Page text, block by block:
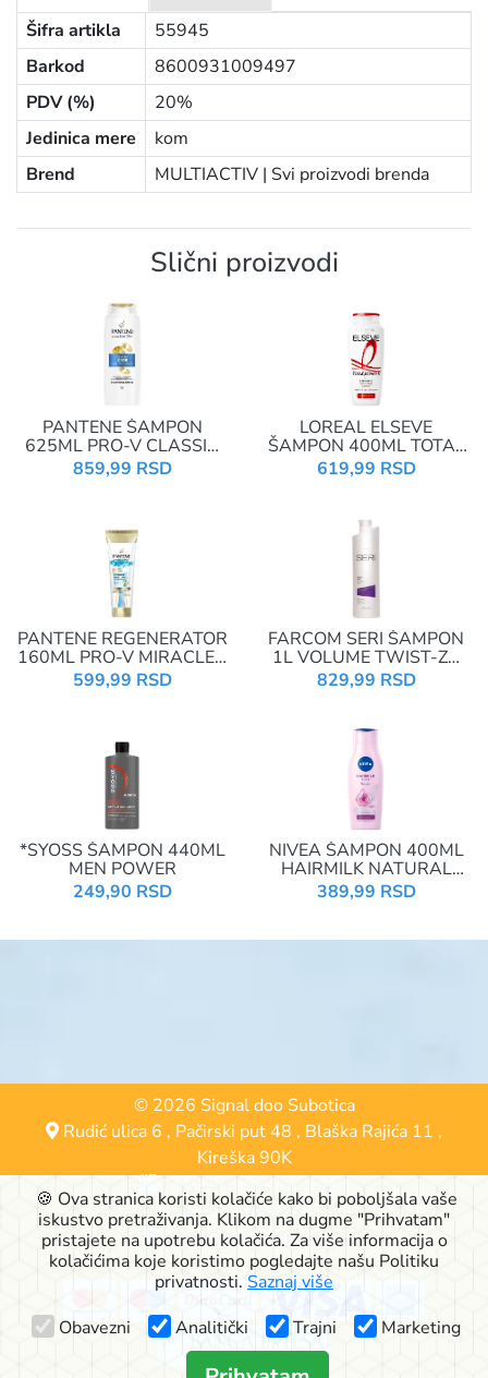
Šifra artikla
55945
Barkod
8600931009497
PDV (%)
20%
Jedinica mere
kom
Brend
MULTIACTIV | Svi proizvodi brenda
Slični proizvodi
PANTENE ŠAMPON
625ML PRO-V CLASSIC
CARE NUTRI-PLEX
859,99 RSD
LOREAL ELSEVE
ŠAMPON 400ML TOTAL
REPAIR
619,99 RSD
PANTENE REGENERATOR
160ML PRO-V MIRACLES
HYDRA GLOW
599,99 RSD
FARCOM SERI ŠAMPON
1L VOLUME TWIST-ZA
TANKU KOSU
829,99 RSD
*SYOSS ŠAMPON 440ML
MEN POWER
249,90 RSD
NIVEA ŠAMPON 400ML
HAIRMILK NATURAL
SHINE CARE DULL,TIRED
88616
389,99 RSD
© 2026 Signal doo Subotica
Rudić ulica 6 , Pačirski put 48 , Blaška Rajića 11 ,
Kireška 90K
24000 Subotica, Srbija
063-553-574
online@signalshop.rs
🍪 Ova stranica koristi kolačiće kako bi poboljšala vaše
iskustvo pretraživanja. Klikom na dugme "Prihvatam"
pristajete na upotrebu kolačića. Za više informacija o
kolačićima koje koristimo pogledajte našu Politiku
privatnosti. Saznaj više
Obavezni
Analitički Trajni Marketing